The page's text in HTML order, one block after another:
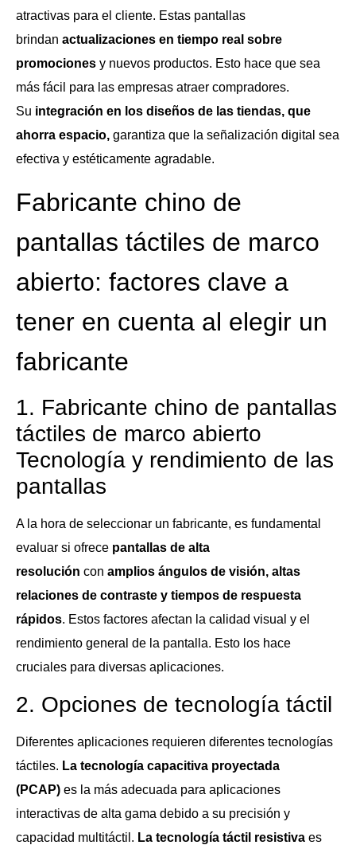
atractivas para el cliente. Estas pantallas
brindan actualizaciones en tiempo real sobre
promociones y nuevos productos. Esto hace que sea
más fácil para las empresas atraer compradores.
Su integración en los diseños de las tiendas, que
ahorra espacio, garantiza que la señalización digital sea
efectiva y estéticamente agradable.
Fabricante chino de
pantallas táctiles de marco
abierto: factores clave a
tener en cuenta al elegir un
fabricante
1. Fabricante chino de pantallas
táctiles de marco abierto
Tecnología y rendimiento de las
pantallas
A la hora de seleccionar un fabricante, es fundamental
evaluar si ofrece pantallas de alta
resolución con amplios ángulos de visión, altas
relaciones de contraste y tiempos de respuesta
rápidos. Estos factores afectan la calidad visual y el
rendimiento general de la pantalla. Esto los hace
cruciales para diversas aplicaciones.
2. Opciones de tecnología táctil
Diferentes aplicaciones requieren diferentes tecnologías
táctiles. La tecnología capacitiva proyectada
(PCAP) es la más adecuada para aplicaciones
interactivas de alta gama debido a su precisión y
capacidad multitáctil. La tecnología táctil resistiva es